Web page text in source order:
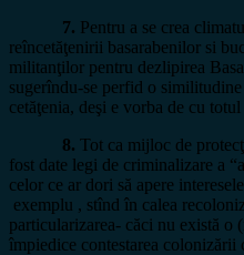
7. Pentru a se crea
reîncetăţenirii basarabenilor si
militanţilor pentru dezlipirea
sugerîndu-se perfid o
cetăţenia, deşi e vorba de cu
8. Tot ca mijloc de
fost date legi de criminalizare a
celor ce ar dori să apere
exemplu , stînd în calea
particularizarea- căci nu există o
împiedice contestarea